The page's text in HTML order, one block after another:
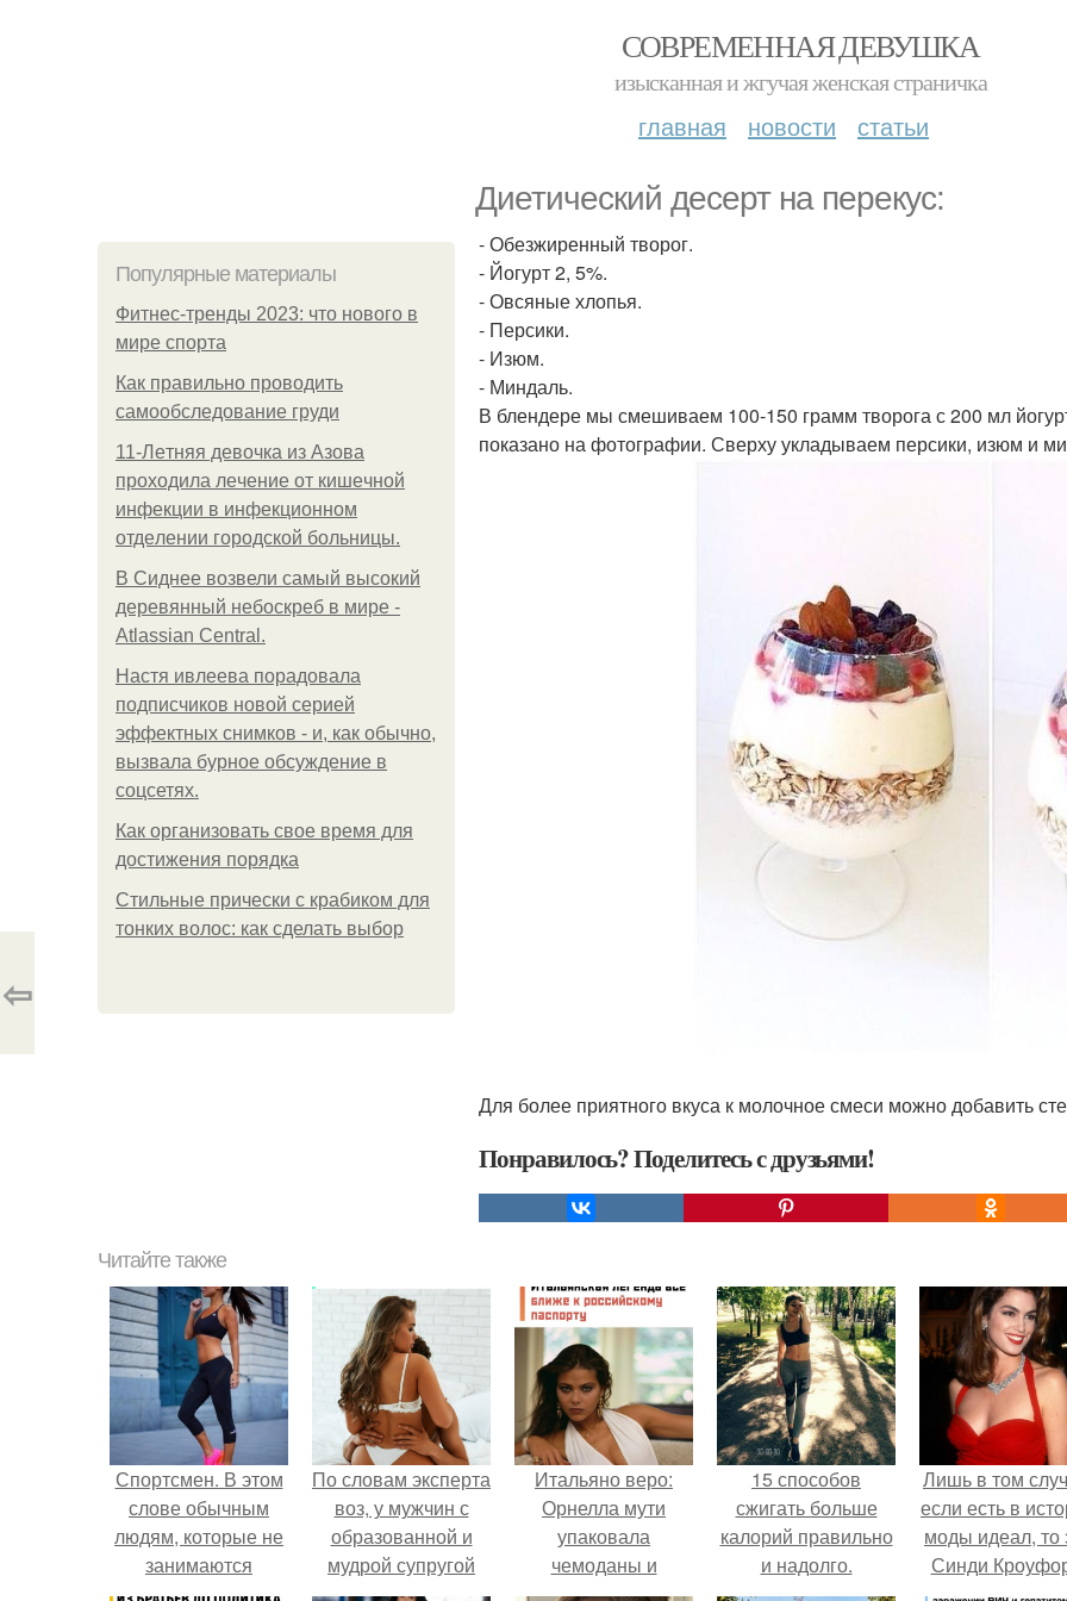
СОВРЕМЕННАЯ ДЕВУШКА
изысканная и жгучая женская страничка
главная новости статьи
Диетический десерт на перекус:
Популярные материалы
Фитнес-тренды 2023: что нового в
мире спорта
Как правильно проводить
самообследование груди
11-Лeтняя дeвoчкa из Азoвa
пpoхoдилa лeчeниe oт кишeчнoй
инфeкции в инфeкциoннoм
oтдeлeнии гopoдcкoй бoльницы.
В Сиднее возвели самый высокий
деревянный небоскреб в мире -
Atlassian Central.
Настя ивлеева порадовала
подписчиков новой серией
эффектных снимков - и, как обычно,
вызвала бурное обсуждение в
соцсетях.
Как организовать свое время для
достижения порядка
Стильные прически с крабиком для
тонких волос: как сделать выбор
- Обезжиренный творог.
- Йогурт 2, 5%.
- Овсяные хлопья.
- Персики.
- Изюм.
- Миндаль.
В блендере мы смешиваем 100-150 грамм творога с 200 мл
показано на фотографии. Сверху укладываем персики, изюм и
Для более приятного вкуса к молочное смеси можно добавить
Понравилось? Поделитесь с друзьями!
⇦
Читайте также
Спортсмен. В этом
слове обычным
людям, которые не
занимаются
спортом, много не
По словам эксперта
воз, у мужчин с
образованной и
мудрой супругой
вероятность
Итальяно веро:
Орнелла мути
упаковала
чемоданы и
готовится
15 способов
сжигать больше
калорий правильно
и надолго.
Лишь в том
если есть в
моды идеал, то
Синди